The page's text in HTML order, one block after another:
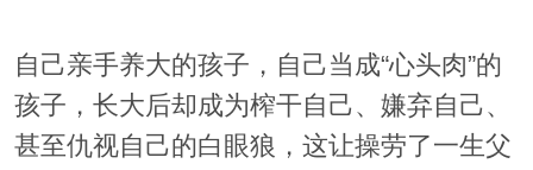
自己亲手养大的孩子，自己当成“心头肉”的
孩子，长大后却成为榨干自己、嫌弃自己、
甚至仇视自己的白眼狼，这让操劳了一生父